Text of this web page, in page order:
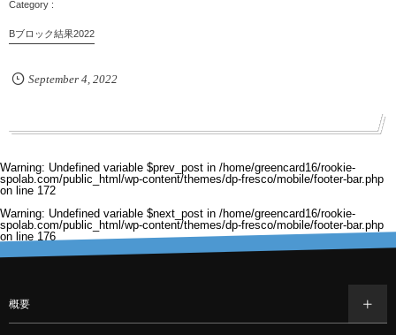
Bブロック結果2022
September 4 2022
Warning: Undefined variable $prev_post in /home/greencard16/rookie-
spolab.com/public_html/wp-content/themes/dp-fresco/mobile/footer-bar.php
on line 172
Warning: Undefined variable $next_post in /home/greencard16/rookie-
spolab.com/public_html/wp-content/themes/dp-fresco/mobile/footer-bar.php
on line 176
概要